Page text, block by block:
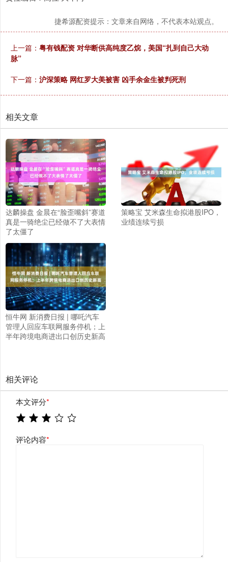
捷希源配资提示：文章来自网络，不代表本站观点。
上一篇： 粤有钱配资 对华断供高纯度乙烷，美国“扎到自己大动
脉”
下一篇： 沪深策略 网红罗大美被害 凶手余金生被判死刑
相关文章
达麟操盘 金晨在“脸歪嘴斜”赛道
真是一骑绝尘已经做不了大表情
了太僵了
策略宝 艾米森生命拟港股IPO，
业绩连续亏损
恒牛网 新消费日报 | 哪吒汽车
管理人回应车联网服务停机；上
半年跨境电商进出口创历史新高
相关评论
本文评分*
评论内容*